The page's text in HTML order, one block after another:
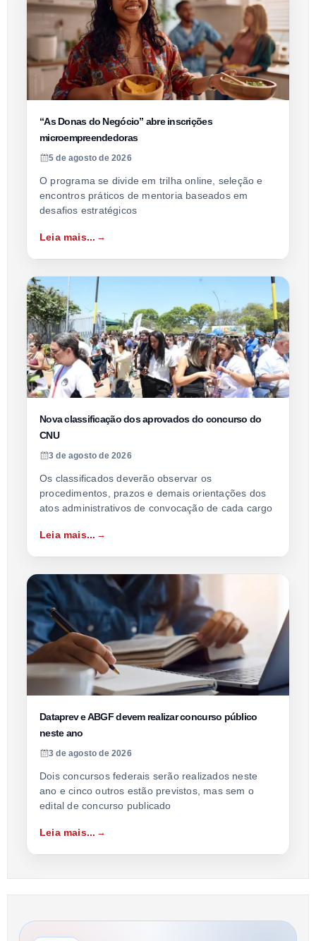
“As Donas do Negócio” abre inscrições
microempreendedoras
5 de agosto de 2026
O programa se divide em trilha online, seleção e
encontros práticos de mentoria baseados em
desafios estratégicos
Leia mais...
Nova classificação dos aprovados do concurso do
CNU
3 de agosto de 2026
Os classificados deverão observar os
procedimentos, prazos e demais orientações dos
atos administrativos de convocação de cada cargo
Leia mais...
Dataprev e ABGF devem realizar concurso público
neste ano
3 de agosto de 2026
Dois concursos federais serão realizados neste
ano e cinco outros estão previstos, mas sem o
edital de concurso publicado
Leia mais...